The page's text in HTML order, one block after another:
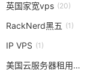
英国家宽vps (20)
RackNerd黑五 (1)
IP VPS (1)
美国云服务器租用
(1)